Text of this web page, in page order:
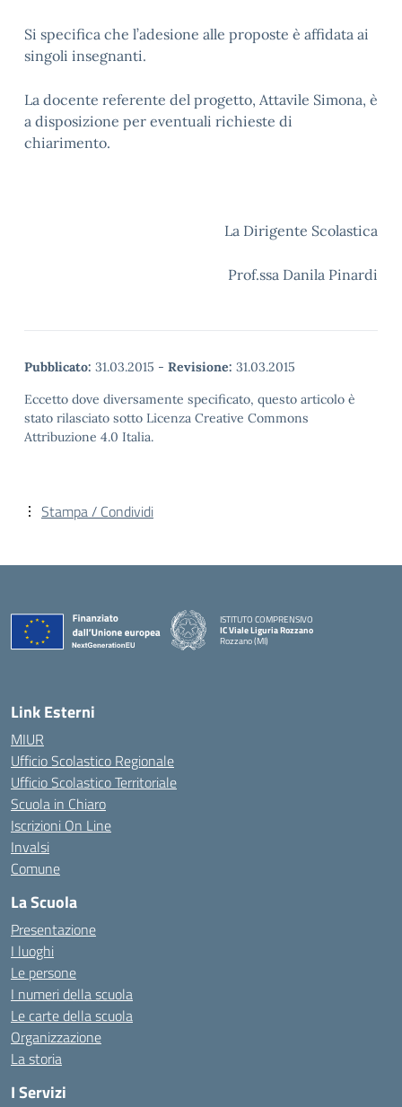
Si specifica che l’adesione alle proposte è affidata ai
singoli insegnanti.
La docente referente del progetto, Attavile Simona, è
a disposizione per eventuali richieste di
chiarimento.
La Dirigente Scolastica
Prof.ssa Danila Pinardi
Pubblicato: 31.03.2015 - Revisione: 31.03.2015
Eccetto dove diversamente specificato, questo articolo è
stato rilasciato sotto Licenza Creative Commons
Attribuzione 4.0 Italia.
Stampa / Condividi
ISTITUTO COMPRENSIVO
IC Viale Liguria Rozzano
Rozzano (MI)
Link Esterni
MIUR
Ufficio Scolastico Regionale
Ufficio Scolastico Territoriale
Scuola in Chiaro
Iscrizioni On Line
Invalsi
Comune
La Scuola
Presentazione
I luoghi
Le persone
I numeri della scuola
Le carte della scuola
Organizzazione
La storia
I Servizi